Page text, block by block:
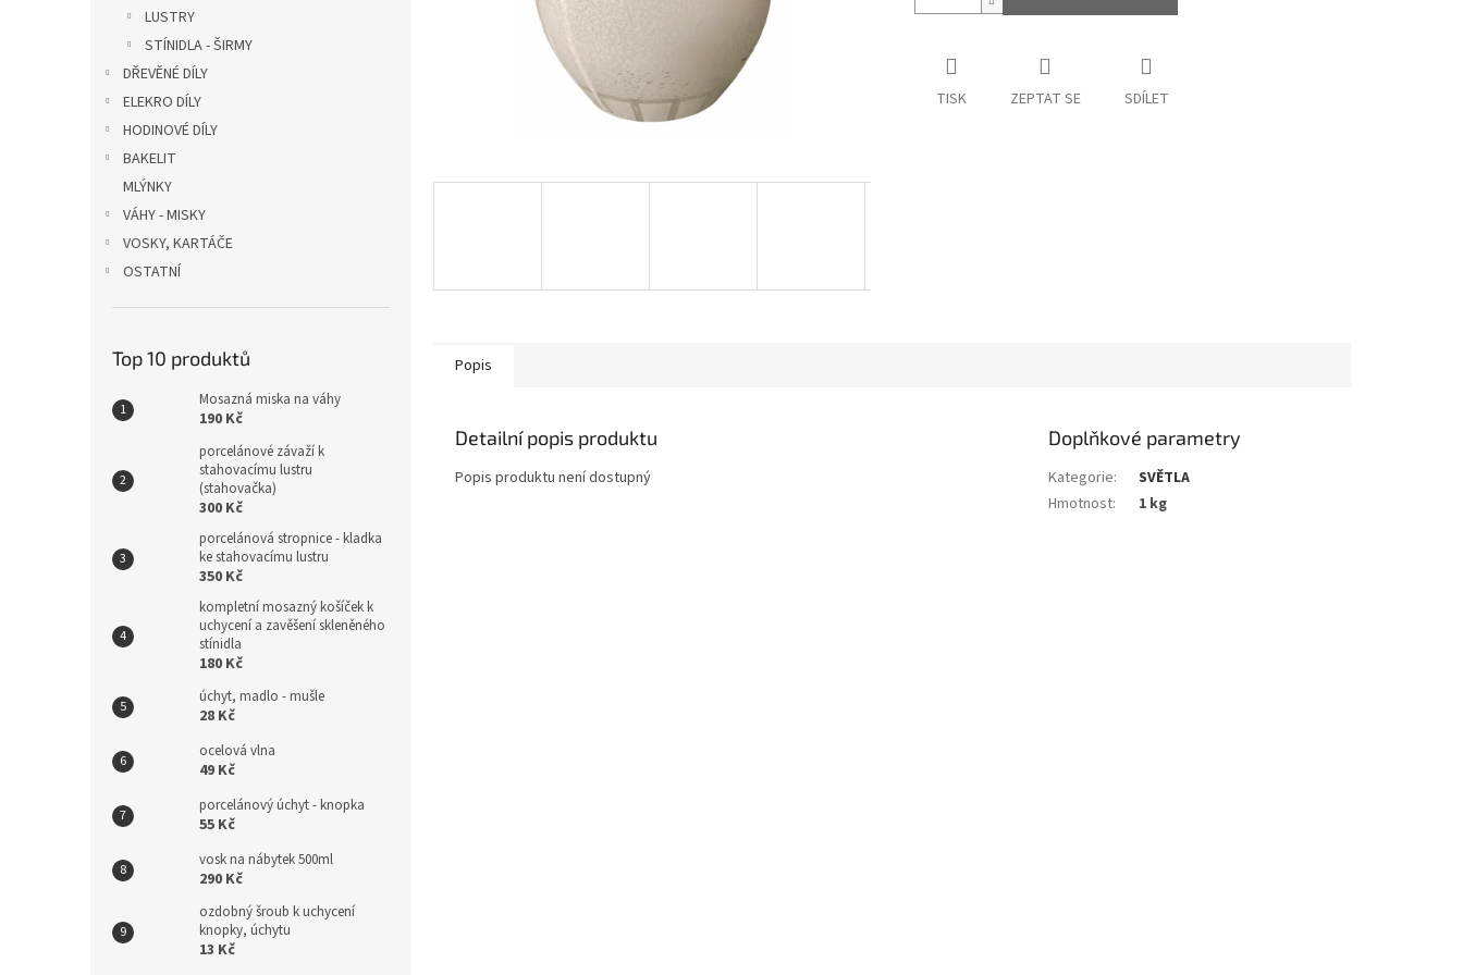
LUSTRY
STÍNIDLA - ŠIRMY
DŘEVĚNÉ DÍLY
ELEKRO DÍLY
HODINOVÉ DÍLY
BAKELIT
MLÝNKY
VÁHY - MISKY
VOSKY, KARTÁČE
OSTATNÍ
Top 10 produktů
Mosazná miska na váhy
190 Kč
porcelánové závaží k
stahovacímu lustru
(stahovačka)
300 Kč
porcelánová stropnice - kladka
ke stahovacímu lustru
350 Kč
kompletní mosazný košíček k
uchycení a zavěšení skleněného
stínidla
180 Kč
úchyt, madlo - mušle
28 Kč
ocelová vlna
49 Kč
porcelánový úchyt - knopka
55 Kč
vosk na nábytek 500ml
290 Kč
ozdobný šroub k uchycení
knopky, úchytu
13 Kč
TISK ZEPTAT SE SDÍLET
Popis
Detailní popis produktu
Popis produktu není dostupný
Doplňkové parametry
Kategorie:
SVĚTLA
Hmotnost: 1 kg